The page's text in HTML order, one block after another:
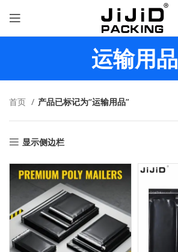
运输用品
首页 产品已标记为“运输用品”
显示侧边栏